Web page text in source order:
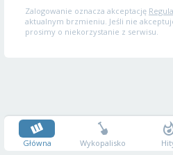
Zalogowanie oznacza akceptację
aktualnym brzmieniu. Jeśli nie
prosimy o niekorzystanie z serwisu.
Główna Wykopalisko